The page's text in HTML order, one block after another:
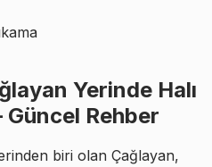
Yerinde Halı
Güncel Rehber
biri olan Çağlayan,